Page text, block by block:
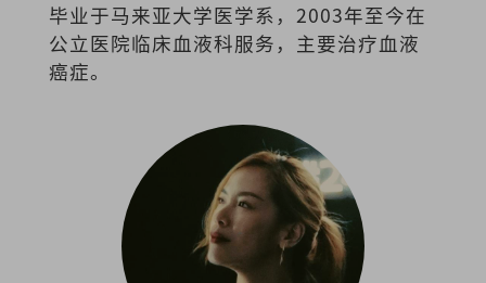
毕业于马来亚大学医学系，2003年至今在
公立医院临床血液科服务，主要治疗血液
癌症。